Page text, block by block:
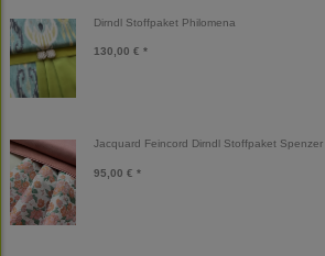
Dirndl Stoffpaket Philomena
130,00 € *
Jacquard Feincord Dirndl Stoffpaket Spenzer
95,00 € *